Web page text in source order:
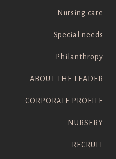
Nursing care
Special needs
Philanthropy
ABOUT THE LEADER
CORPORATE PROFILE
NURSERY
RECRUIT